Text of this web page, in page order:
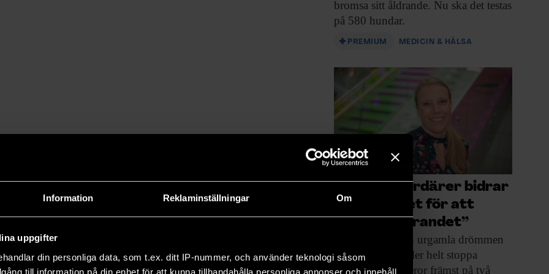
Information Reklaminställningar Om
uppgifter
din personliga data, som t.ex. ditt IP-nummer, och använder teknologi såsom
till information på din enhet för att kunna tillhandahålla personliga annonser och innehåll,
sjukdomar och kommit fram
sjukdomar.
liv
nyckel till deras höga ålder. De
sjukdomar, som
bromsa sitt åldrande. Nu ska det testas
på 580 hundar.
PREMIUM MEDICIN & HÄLSA
”Tech-miljardärer bidrar
till intresset för att
bromsa åldrandet”
den urgamla drömmen
om att bromsa eller helt stoppa
åldrandet. Det beror främst på två